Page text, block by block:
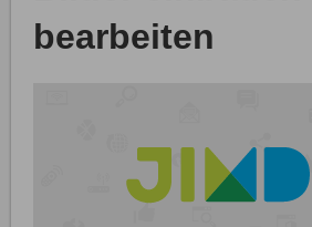
bearbeiten